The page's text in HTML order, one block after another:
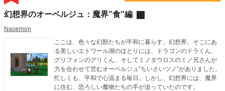
幻想界のオーベルジュ：魔界”食”編
Naoemon
ここは、色々な幻獣たちが平和に暮らす、幻想界。そこにあ
る美しいエトワール湖のほとりには、ドラゴンのドラくん、
グリフォンのグリくん、そしてミノタウロスのミノ兄さんが
力を合わせて営むオーベルジュ”ちいさいツノ”がありました。
忙しくも、平和で心温まる毎日。しかし、幻想界には、魔界
に住む、恐ろしい魔物たちの手が迫っていたのです。